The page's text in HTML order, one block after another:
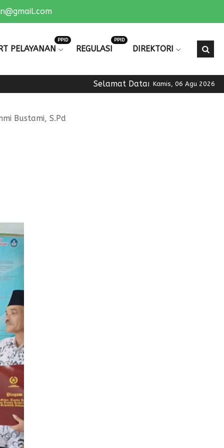
PELAYANAN
PPID
REGULASI
PPID
DIREKTORI
Kamis, 06 Agu 2026
Selamat Datang di Official Website
Bustami, S.Pd